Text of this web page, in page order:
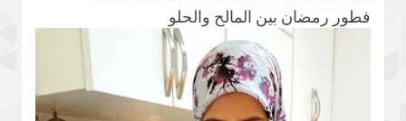
فطور رمضان بين المالح والحلو